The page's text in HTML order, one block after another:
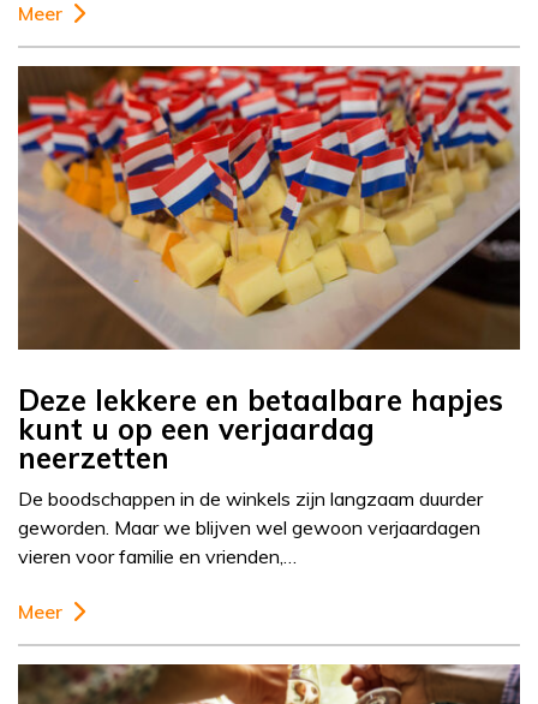
Meer
Deze lekkere en betaalbare hapjes
kunt u op een verjaardag
neerzetten
De boodschappen in de winkels zijn langzaam duurder
geworden. Maar we blijven wel gewoon verjaardagen
vieren voor familie en vrienden,…
Meer